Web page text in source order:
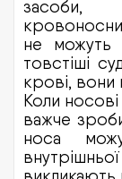
засоби,
не можуть
товстіші
крові, вони
Коли
важче
носа
викликають